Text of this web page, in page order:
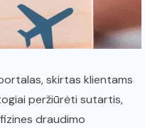
skirtas klientams
peržiūrėti sutartis,
draudimo